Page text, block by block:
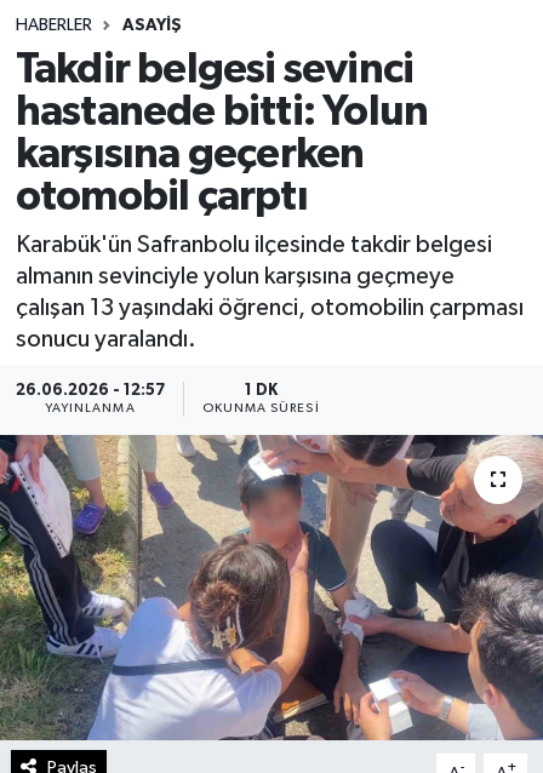
HABERLER ASAYIŞ
Takdir belgesi sevinci
hastanede bitti: Yolun
karşısına geçerken
otomobil çarptı
Karabük'ün Safranbolu ilçesinde takdir belgesi
almanın sevinciyle yolun karşısına geçmeye
çalışan 13 yaşındaki öğrenci, otomobilin çarpması
sonucu yaralandı.
26.06.2026 - 12:57
YAYINLANMA
1 DK
OKUNMA SÜRESI
Paylaş - +
Spor
Teknoloji